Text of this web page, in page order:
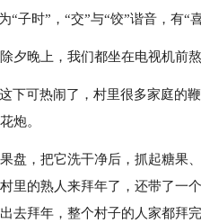
子时”，“交”与“饺”谐音，有“
夕晚上，我们都坐在电视机前熬
下可热闹了，村里很多家庭的
炮。
盘，把它洗干净后，抓起糖果
里的熟人来拜年了，还带了一
去拜年，整个村子的人家都拜